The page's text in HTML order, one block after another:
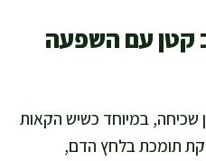
קטן עם השפעה
שכיחה, במיוחד כשיש הקאות
תומכת בלחץ הדם,